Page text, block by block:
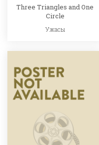
Three Triangles and One
Circle
Ужасы